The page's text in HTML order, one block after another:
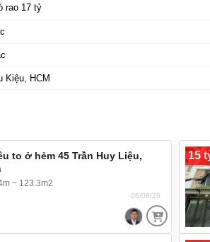
rao 17 tỷ
Kiệu, HCM
to ở hẻm 45 Trần Huy Liệu,
~ 123.3m2
06/08/26
15